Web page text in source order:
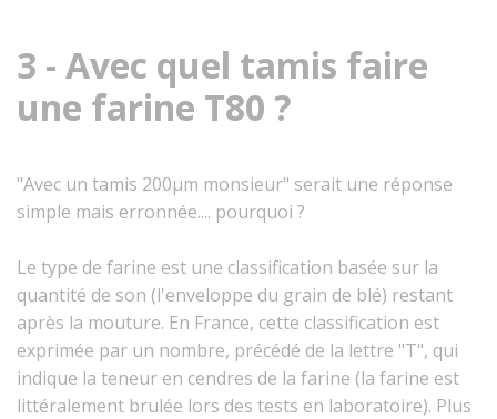
3 - Avec quel tamis faire
une farine T80 ?
"Avec un tamis 200µm monsieur" serait une réponse
simple mais erronnée.... pourquoi ?
Le type de farine est une classification basée sur la
quantité de son (l'enveloppe du grain de blé) restant
après la mouture. En France, cette classification est
exprimée par un nombre, précédé de la lettre "T", qui
indique la teneur en cendres de la farine (la farine est
littéralement brulée lors des tests en laboratoire). Plus